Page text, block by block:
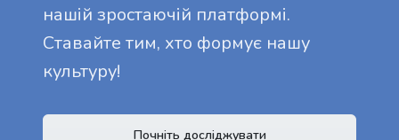
нашій зростаючій платформі.
Ставайте тим, хто формує нашу
культуру!
Почніть досліджувати